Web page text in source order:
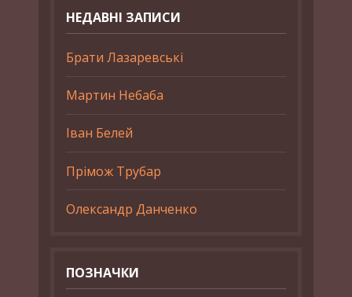
НЕДАВНІ ЗАПИСИ
Брати Лазаревські
Мартин Небаба
Іван Белей
Прімож Трубар
Олександр Данченко
ПОЗНАЧКИ